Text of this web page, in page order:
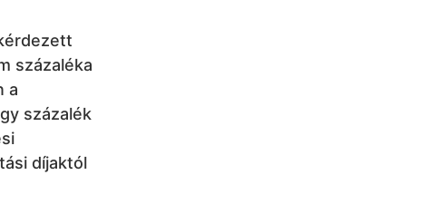
százaléka
a
százalék
díjaktól